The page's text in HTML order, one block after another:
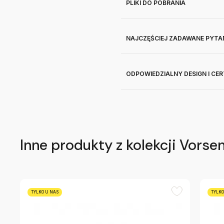
PLIKI DO POBRANIA
NAJCZĘŚCIEJ ZADAWANE
ODPOWIEDZIALNY DESIGN I
Inne produkty z kolekcji
TYLKO U NAS